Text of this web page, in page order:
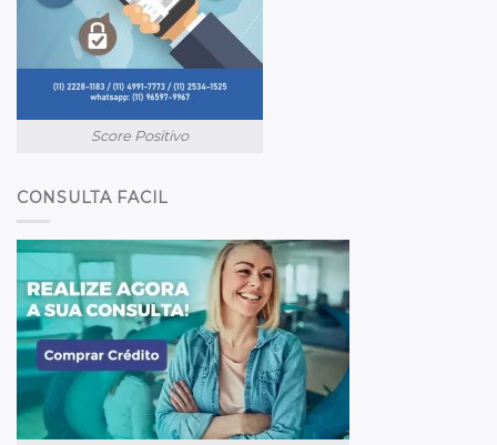
Score Positivo
CONSULTA FACIL